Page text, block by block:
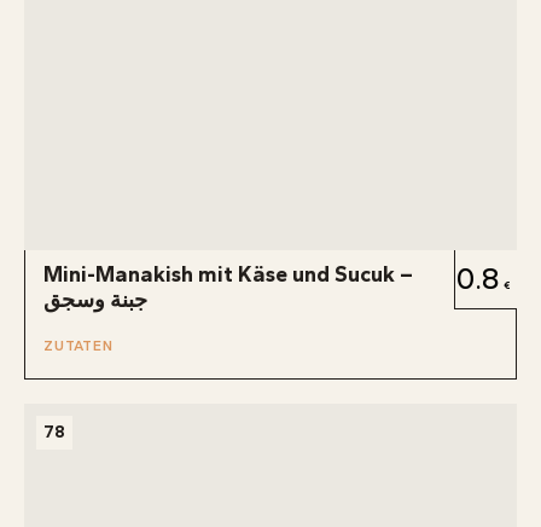
Mini-Manakish mit Käse und Sucuk –
جبنة وسجق
0.8
ZUTATEN
78